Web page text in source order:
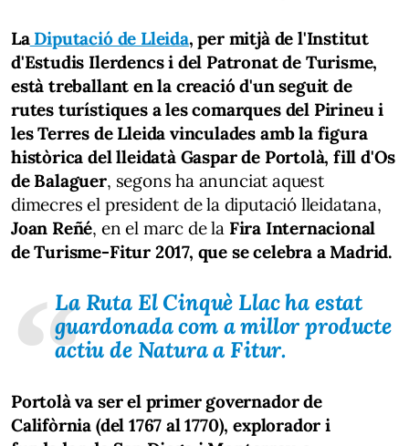
LaDiputació de Lleida, per mitjà de l'Institut
d'Estudis Ilerdencs i del Patronat de Turisme,
està treballant en la creació d'un seguit de
rutes turístiques a les comarques del Pirineu i
les Terres de Lleida vinculades amb la figura
històrica del lleidatà Gaspar de Portolà, fill d'Os
de Balaguer, segons ha anunciat aquest
dimecres el president de la diputació lleidatana,
Joan Reñé, en el marc de laFira Internacional
de Turisme-Fitur 2017, que se celebra a Madrid.
La Ruta El Cinquè Llac ha estat
guardonada com a millor producte
actiu de Natura a Fitur.
Portolà va ser el primer governador de
Califòrnia (del 1767 al 1770), explorador i